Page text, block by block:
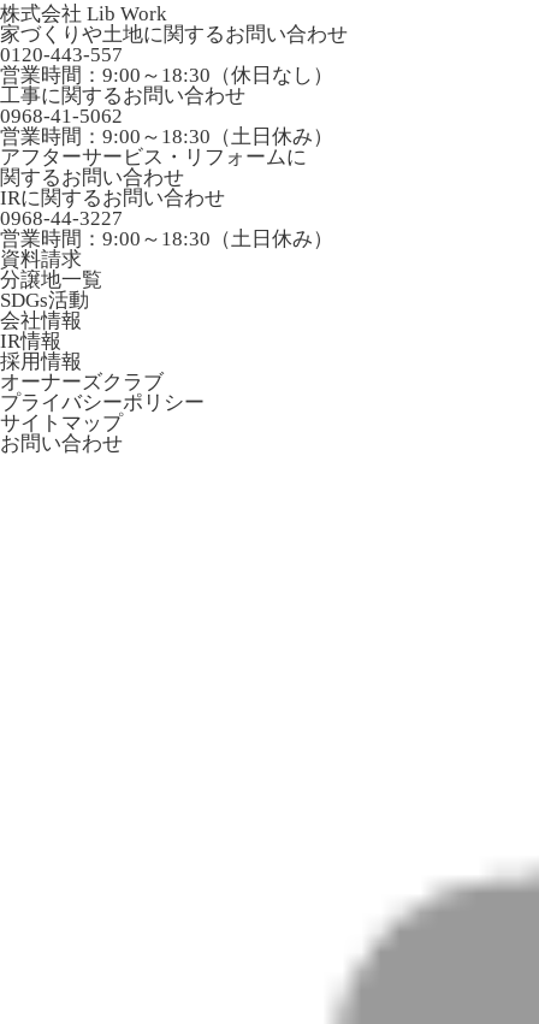
株式会社 Lib Work
家づくりや土地に関するお問い合わせ
0120-443-557
営業時間：9:00～18:30（休日なし）
工事に関するお問い合わせ
0968-41-5062
営業時間：9:00～18:30（土日休み）
アフターサービス・リフォームに
関するお問い合わせ
IRに関するお問い合わせ
0968-44-3227
営業時間：9:00～18:30（土日休み）
資料請求
分譲地一覧
SDGs活動
会社情報
IR情報
採用情報
オーナーズクラブ
プライバシーポリシー
サイトマップ
お問い合わせ